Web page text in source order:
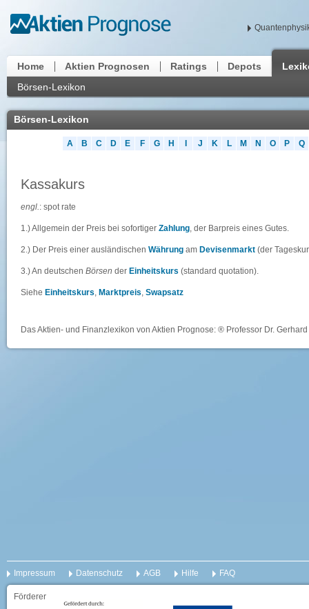
Home Aktien Prognosen Ratings Depots
Börsen-Lexikon
Börsen-Lexikon
A B C D E F G H J K L M N O P Q
Kassakurs
engl.: spot rate
1.) Allgemein der Preis bei sofortiger Zahlung, der Barpreis eines Gutes.
2.) Der Preis einer ausländischen Währung am Devisenmarkt (der
3.) An deutschen Börsen der Einheitskurs (standard quotation).
Siehe Einheitskurs, Marktpreis, Swapsatz
Das Aktien- und Finanzlexikon von Aktien Prognose: ® Professor Dr.
Impressum Datenschutz AGB Hilfe FAQ
Förderer